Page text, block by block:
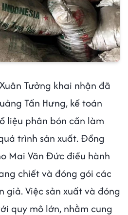
Tưởng khai nhận đã
Tấn Hưng, kế toán
liệu phân bón cần làm
trình sản xuất. Đồng
Mai Văn Đức điều hành
chiết và đóng gói các
giả. Việc sản xuất và đóng
quy mô lớn, nhằm cung